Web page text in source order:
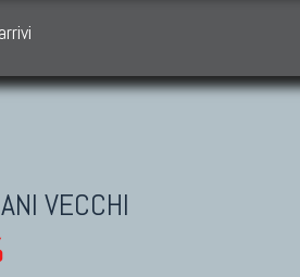
VECCHI